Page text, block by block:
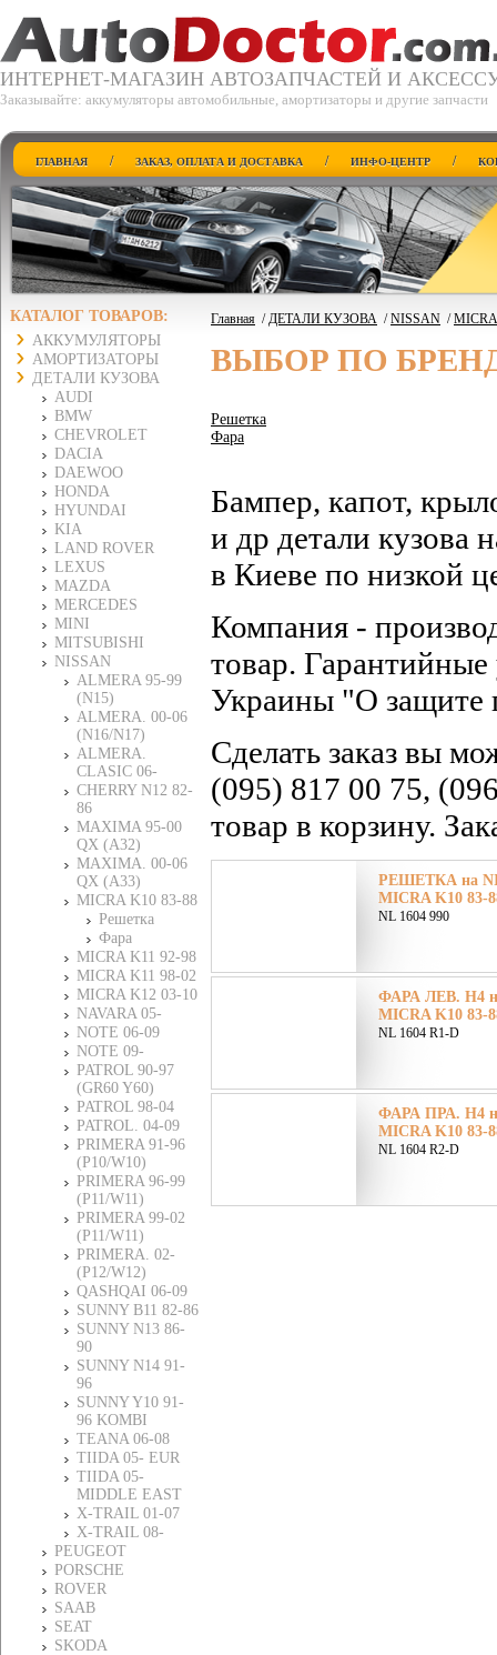
ИНТЕРНЕТ-МАГАЗИН АВТОЗАПЧАСТЕЙ И
Заказывайте: аккумуляторы автомобильные, амортизаторы и другие запчасти
ГЛАВНАЯ / ЗАКАЗ, ОПЛАТА И ДОСТАВКА / ИНФО-ЦЕНТР /
КАТАЛОГ ТОВАРОВ:
АККУМУЛЯТОРЫ
АМОРТИЗАТОРЫ
ДЕТАЛИ КУЗОВА
AUDI
BMW
CHEVROLET
DACIA
DAEWOO
HONDA
HYUNDAI
KIA
LAND ROVER
LEXUS
MAZDA
MERCEDES
MINI
MITSUBISHI
NISSAN
ALMERA 95-99
(N15)
ALMERA. 00-06
(N16/N17)
ALMERA.
CLASIC 06-
CHERRY N12 82-
86
MAXIMA 95-00
QX (A32)
MAXIMA. 00-06
QX (A33)
MICRA K10 83-88
Решетка
Фара
MICRA K11 92-98
MICRA K11 98-02
MICRA K12 03-10
NAVARA 05-
NOTE 06-09
NOTE 09-
PATROL 90-97
(GR60 Y60)
PATROL 98-04
PATROL. 04-09
PRIMERA 91-96
(P10/W10)
PRIMERA 96-99
(P11/W11)
PRIMERA 99-02
(P11/W11)
PRIMERA. 02-
(P12/W12)
QASHQAI 06-09
SUNNY B11 82-86
SUNNY N13 86-
90
SUNNY N14 91-
96
SUNNY Y10 91-
96 KOMBI
TEANA 06-08
TIIDA 05- EUR
TIIDA 05-
MIDDLE EAST
X-TRAIL 01-07
X-TRAIL 08-
PEUGEOT
PORSCHE
ROVER
SAAB
SEAT
SKODA
Главная /ДЕТАЛИ КУЗОВА /NISSAN /
ВЫБОР ПО
Решетка
Фара
Бампер, капот,
и др детали
в Киеве по низкой
Компания -
товар. Гарантийные
Украины "О защите
Сделать заказ вы
(095) 817 00 75,
товар в корзину.
РЕШЕТКА на
MICRA K10 83-
NL 1604 990
ФАРА ЛЕВ. H4
MICRA K10 83-
NL 1604 R1-D
ФАРА ПРА. H4
MICRA K10 83-
NL 1604 R2-D